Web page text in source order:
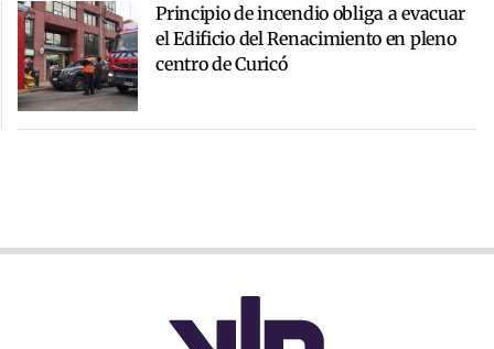
Principio de incendio obliga a evacuar
el Edificio del Renacimiento en pleno
centro de Curicó